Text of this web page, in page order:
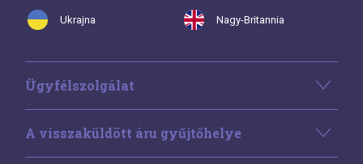
Ukrajna Nagy-Britannia
Ügyfélszolgálat
A visszaküldött áru gyűjtőhelye